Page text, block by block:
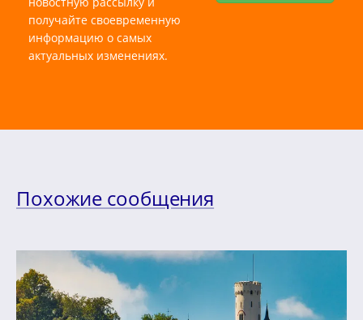
получайте своевременную
информацию о самых
актуальных изменениях.
Похожие сообщения